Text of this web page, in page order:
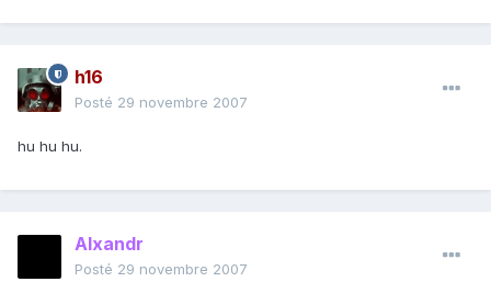
h16
Posté 29 novembre 2007
hu hu hu.
Alxandr
Posté 29 novembre 2007